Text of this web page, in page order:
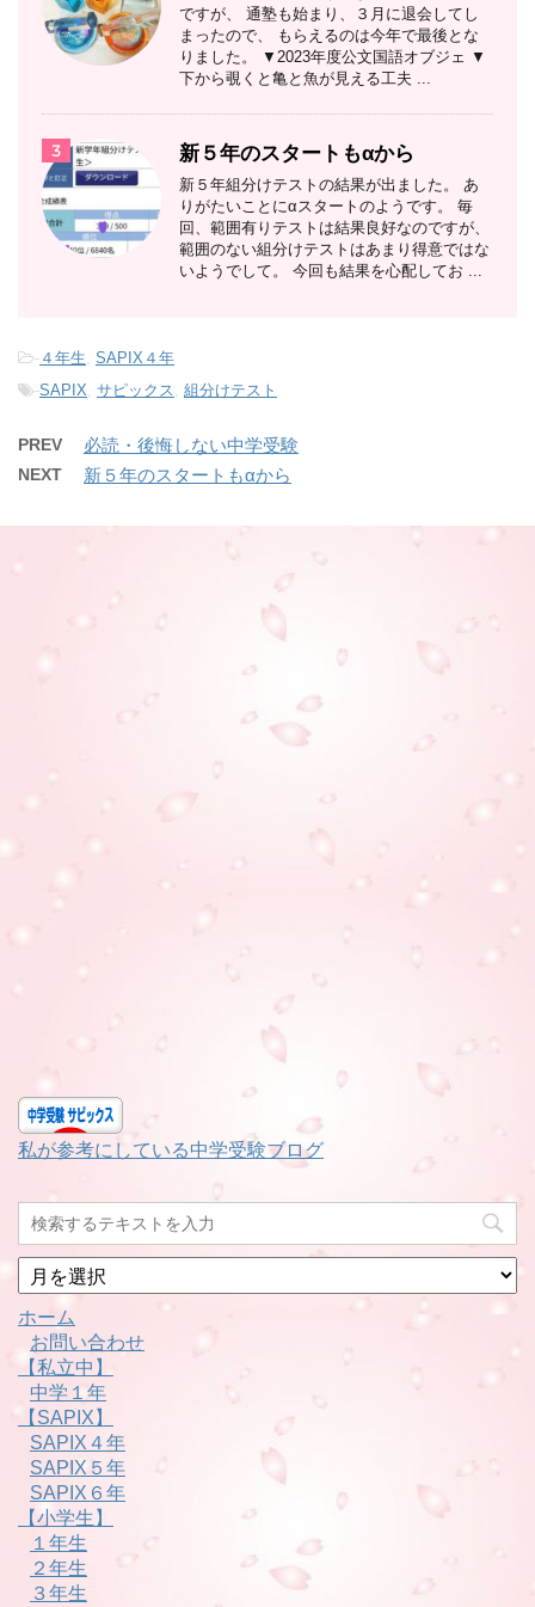
ですが、 通塾も始まり、３月に退会してし
まったので、 もらえるのは今年で最後とな
りました。 ▼2023年度公文国語オブジェ ▼
下から覗くと亀と魚が見える工夫 ...
3 新５年のスタートもαから
新５年組分けテストの結果が出ました。 あ
りがたいことにαスタートのようです。 毎
回、範囲有りテストは結果良好なのですが、
範囲のない組分けテストはあまり得意ではな
いようでして。 今回も結果を心配してお ...
- ４年生, SAPIX４年
-SAPIX, サピックス, 組分けテスト
PREV 必読・後悔しない中学受験
NEXT 新５年のスタートもαから
私が参考にしている中学受験ブログ
月
別
ホーム
お問い合わせ
【私立中】
中学１年
【SAPIX】
SAPIX４年
SAPIX５年
SAPIX６年
【小学生】
１年生
２年生
３年生